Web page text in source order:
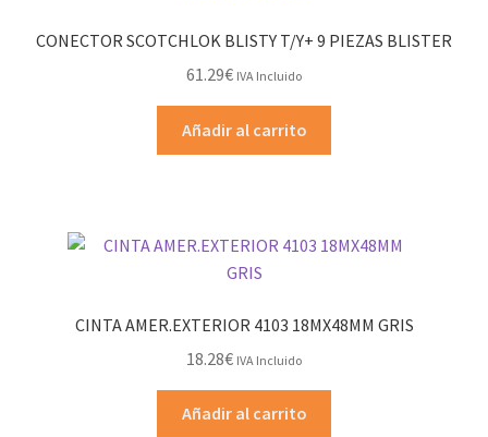
CONECTOR SCOTCHLOK BLISTY T/Y+ 9 PIEZAS BLISTER
61.29€ IVA Incluido
Añadir al carrito
CINTA AMER.EXTERIOR 4103 18MX48MM GRIS
18.28€ IVA Incluido
Añadir al carrito